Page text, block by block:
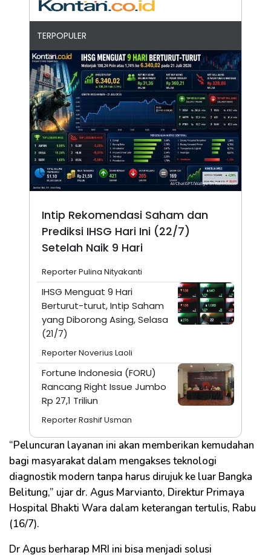
TERPOPULER
Intip Rekomendasi Saham dan
Prediksi IHSG Hari Ini (22/7)
Setelah Naik 9 Hari
Reporter Pulina Nityakanti
IHSG Menguat 9 Hari
Berturut-turut, Intip Saham
yang Diborong Asing, Selasa
(21/7)
Reporter Noverius Laoli
Fortune Indonesia (FORU)
Rancang Right Issue Jumbo
Rp 27,1 Triliun
Reporter Rashif Usman
“Peluncuran layanan ini akan memberikan kemudahan
bagi masyarakat dalam mengakses teknologi
diagnostik modern tanpa harus dirujuk ke luar Bangka
Belitung,” ujar dr. Agus Marvianto, Direktur Primaya
Hospital Bhakti Wara dalam keterangan tertulis, Rabu
(16/7).
Dr Agus berharap MRI ini bisa menjadi solusi